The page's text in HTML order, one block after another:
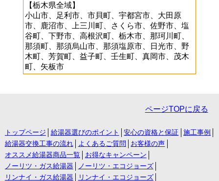
【栃木県全域】
小山市、足利市、市貝町、宇都宮市、大田原
市、鹿沼市、上三川町、さくら市、佐野市、塩
谷町、下野市、高根沢町、栃木市、那珂川町、
那須町、那須烏山市、那須塩原市、日光市、野
木町、芳賀町、益子町、壬生町、真岡市、茂木
町、矢板市
ページTOPに戻る
トップページ 給湯器選びのポイント 安心の資格と保証
施工事例
給湯器交換工事の流れ
よくあるご質問
お客様の声
オススメ給湯器商品一覧
お得なキャンペーン
ノーリツ・ガス給湯器
ノーリツ・エコジョーズ
リンナイ・ガス給湯器
リンナイ・エコジョーズ